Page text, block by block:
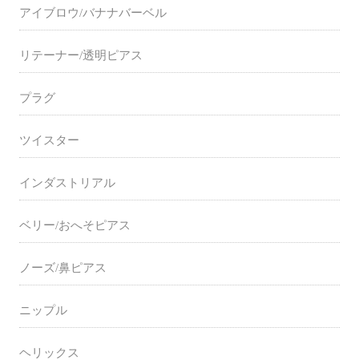
アイブロウ/バナナバーベル
リテーナー/透明ピアス
プラグ
ツイスター
インダストリアル
ベリー/おへそピアス
ノーズ/鼻ピアス
ニップル
ヘリックス